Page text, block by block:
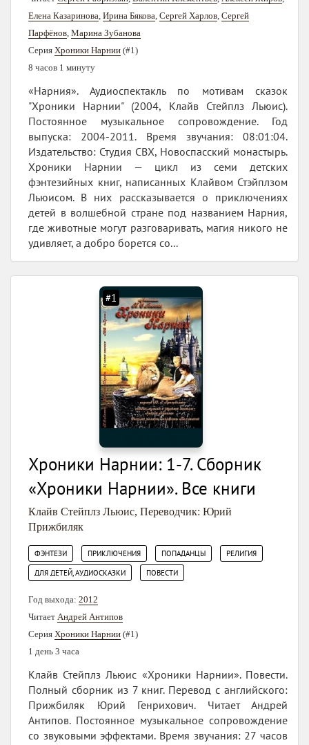
Елена Казаринова Ирина Бякова Сергей Харлов Сергей
Парфёнов Марина Зубанова
Серия Хроники Нарнии (#1)
8 часов 1 минуту
«Нарния». Аудиоспектакль по мотивам сказок
"Хроники Нарнии" (2004, Клайв Стейплз Льюис).
Постоянное музыкальное сопровождение. Год
выпуска: 2004-2011. Время звучания: 08:01:04.
Издательство: Студия СВХ, Новоспасский монастырь.
Хроники Нарнии — цикл из семи детских
фэнтезийных книг, написанных Клайвом Стэйплзом
Льюисом. В них рассказывается о приключениях
детей в волшебной стране под названием Нарния,
где животные могут разговаривать, магия никого не
удивляет, а добро борется со...
#1
Хроники Нарнии: 1-7. Сборник
«Хроники Нарнии». Все книги
Клайв Стейплз Льюис, Переводчик: Юрий
Прижбиляк
ФЭНТЕЗИ ПРИКЛЮЧЕНИЯ ПОПАДАНЦЫ РЕЛИГИЯ
ДЛЯ ДЕТЕЙ, АУДИОСКАЗКИ ПОВЕСТИ
Год выхода: 2012
Читает Андрей Антипов
Серия Хроники Нарнии (#1)
1 день 3 часа
Клайв Стейплз Льюис «Хроники Нарнии». Повести.
Полный сборник из 7 книг. Перевод с английского:
Прижбиляк Юрий Генрихович. Читает Андрей
Антипов. Постоянное музыкальное сопровождение
со звуковыми эффектами. Время звучания: 27 часов